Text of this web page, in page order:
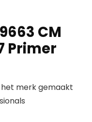
CM
Primer
merk gemaakt